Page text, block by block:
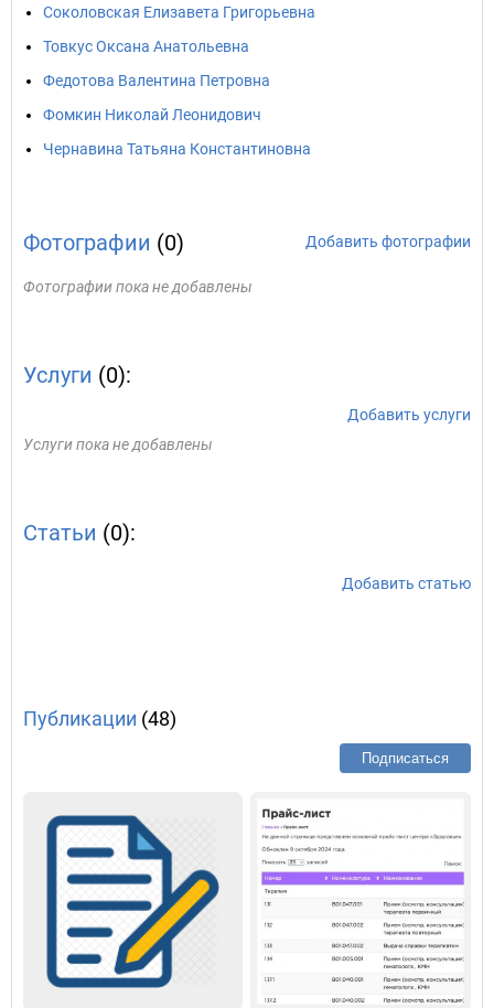
Соколовская Елизавета Григорьевна
Товкус Оксана Анатольевна
Федотова Валентина Петровна
Фомкин Николай Леонидович
Чернавина Татьяна Константиновна
Фотографии (0) Добавить фотографии
Фотографии пока не добавлены
Услуги (0):
Добавить услуги
Услуги пока не добавлены
Статьи (0):
Добавить статью
Публикации (48)
Подписаться